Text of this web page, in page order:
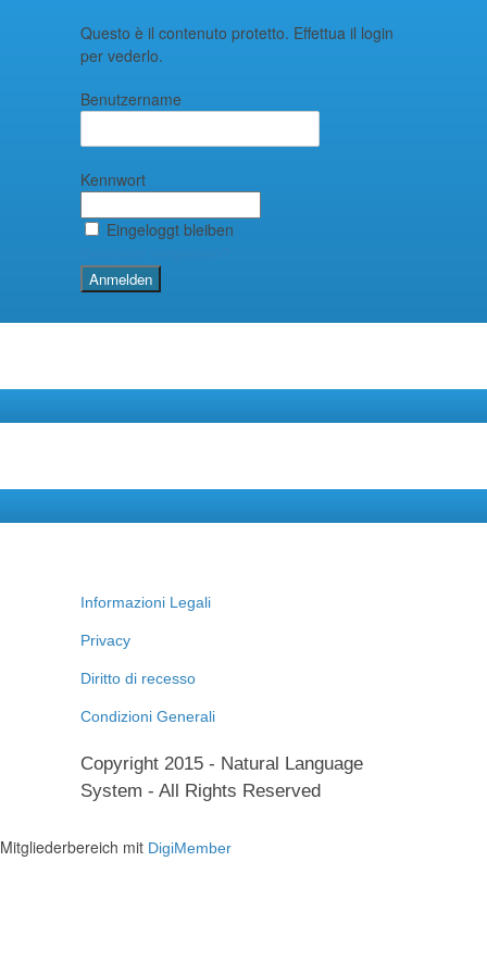
Questo è il contenuto protetto. Effettua il login
per vederlo.
Benutzername
Kennwort
Eingeloggt bleiben
Informazioni Legali
Privacy
Diritto di recesso
Condizioni Generali
Copyright 2015 - Natural Language
System - All Rights Reserved
Mitgliederbereich mit DigiMember